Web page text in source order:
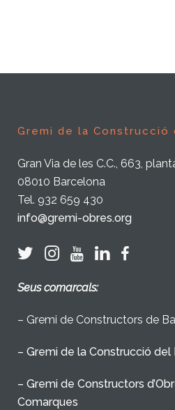
Gremi de la Construcció
Gran Via de les C.C., 663,
08010 Barcelona
Tel. 932 659 430
info@gremi-obres.org
Seus comarcals:
– Gremi de Constructors de
– Gremi de la Construcció del
– Gremi de Constructors
Comarques